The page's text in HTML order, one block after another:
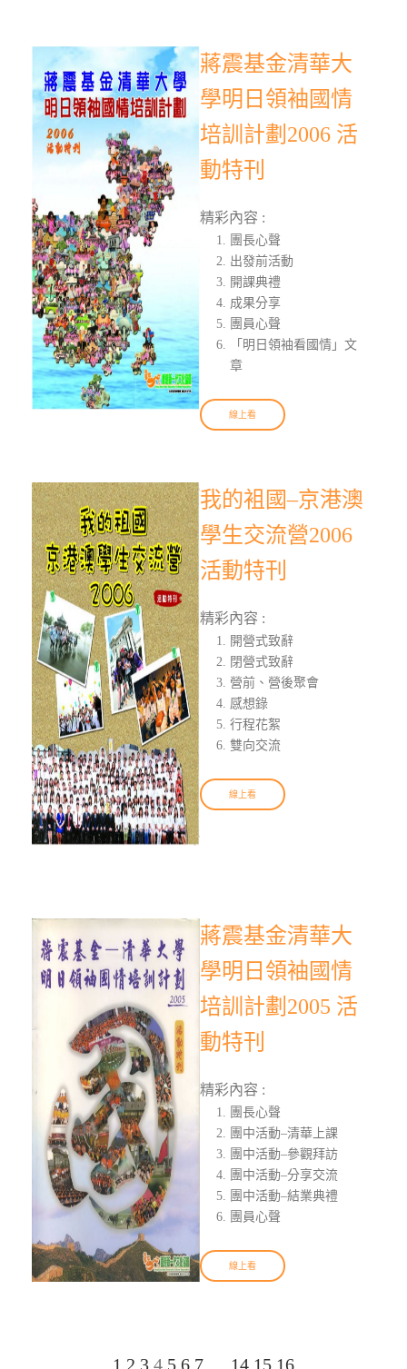
蔣震基金清華大
學明日領袖國情
培訓計劃2006 活
動特刊
精彩內容 :
團長心聲
出發前活動
開課典禮
成果分享
團員心聲
「明日領袖看國情」文
章
線上看
我的袓國–京港澳
學生交流營2006
活動特刊
精彩內容 :
開營式致辭
閉營式致辭
營前、營後聚會
感想錄
行程花絮
雙向交流
線上看
蔣震基金清華大
學明日領袖國情
培訓計劃2005 活
動特刊
精彩內容 :
團長心聲
團中活動–清華上課
團中活動–參觀拜訪
團中活動–分享交流
團中活動–結業典禮
團員心聲
線上看
1 2 3 4 5 6 7 14 15 16